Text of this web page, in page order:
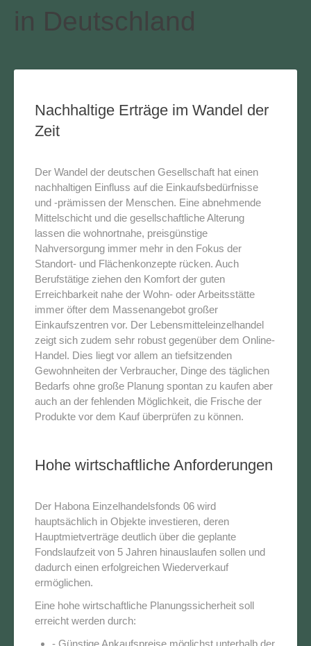
in Deutschland
Nachhaltige Erträge im Wandel der
Zeit
Der Wandel der deutschen Gesellschaft hat einen
nachhaltigen Einfluss auf die Einkaufsbedürfnisse
und -prämissen der Menschen. Eine abnehmende
Mittelschicht und die gesellschaftliche Alterung
lassen die wohnortnahe, preisgünstige
Nahversorgung immer mehr in den Fokus der
Standort- und Flächenkonzepte rücken. Auch
Berufstätige ziehen den Komfort der guten
Erreichbarkeit nahe der Wohn- oder Arbeitsstätte
immer öfter dem Massenangebot großer
Einkaufszentren vor. Der Lebensmitteleinzelhandel
zeigt sich zudem sehr robust gegenüber dem Online-
Handel. Dies liegt vor allem an tiefsitzenden
Gewohnheiten der Verbraucher, Dinge des täglichen
Bedarfs ohne große Planung spontan zu kaufen aber
auch an der fehlenden Möglichkeit, die Frische der
Produkte vor dem Kauf überprüfen zu können.
Hohe wirtschaftliche Anforderungen
Der Habona Einzelhandelsfonds 06 wird
hauptsächlich in Objekte investieren, deren
Hauptmietverträge deutlich über die geplante
Fondslaufzeit von 5 Jahren hinauslaufen sollen und
dadurch einen erfolgreichen Wiederverkauf
ermöglichen.
Eine hohe wirtschaftliche Planungssicherheit soll
erreicht werden durch:
- Günstige Ankaufspreise möglichst unterhalb der